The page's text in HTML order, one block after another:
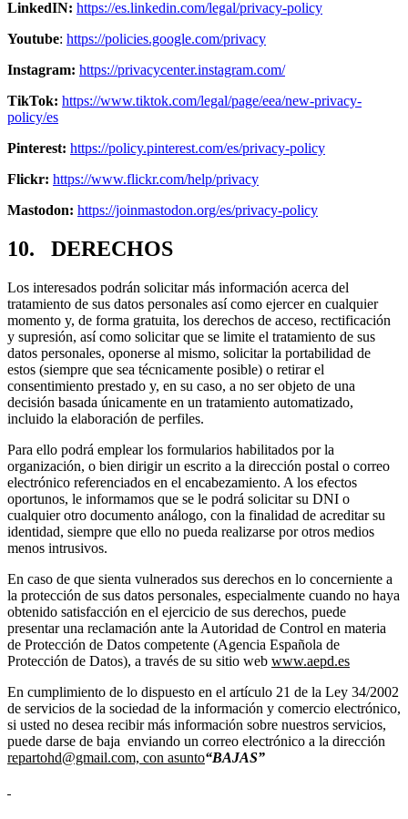
LinkedIN: https://es.linkedin.com/legal/privacy-policy
Youtube: https://policies.google.com/privacy
Instagram: https://privacycenter.instagram.com/
TikTok: https://www.tiktok.com/legal/page/eea/new-privacy-
policy/es
Pinterest: https://policy.pinterest.com/es/privacy-policy
Flickr: https://www.flickr.com/help/privacy
Mastodon: https://joinmastodon.org/es/privacy-policy
10. DERECHOS
Los interesados podrán solicitar más información acerca del
tratamiento de sus datos personales así como ejercer en cualquier
momento y, de forma gratuita, los derechos de acceso, rectificación
y supresión, así como solicitar que se limite el tratamiento de sus
datos personales, oponerse al mismo, solicitar la portabilidad de
estos (siempre que sea técnicamente posible) o retirar el
consentimiento prestado y, en su caso, a no ser objeto de una
decisión basada únicamente en un tratamiento automatizado,
incluido la elaboración de perfiles.
Para ello podrá emplear los formularios habilitados por la
organización, o bien dirigir un escrito a la dirección postal o correo
electrónico referenciados en el encabezamiento. A los efectos
oportunos, le informamos que se le podrá solicitar su DNI o
cualquier otro documento análogo, con la finalidad de acreditar su
identidad, siempre que ello no pueda realizarse por otros medios
menos intrusivos.
En caso de que sienta vulnerados sus derechos en lo concerniente a
la protección de sus datos personales, especialmente cuando no haya
obtenido satisfacción en el ejercicio de sus derechos, puede
presentar una reclamación ante la Autoridad de Control en materia
de Protección de Datos competente (Agencia Española de
Protección de Datos), a través de su sitio web www.aepd.es
En cumplimiento de lo dispuesto en el artículo 21 de la Ley 34/2002
de servicios de la sociedad de la información y comercio electrónico,
si usted no desea recibir más información sobre nuestros servicios,
puede darse de baja enviando un correo electrónico a la dirección
repartohd@gmail.com, con asunto“BAJAS”